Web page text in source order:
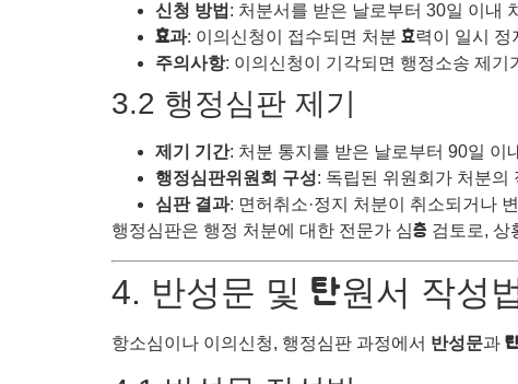
신청 방법 : 처분서를 받은 날로부터 30일 이내
효과: 이의신청이 접수되면 처분 효력이 일시
주의사항: 이의신청이 기각되면 행정소송 제기
3.2 행정심판 제기
제기 기간: 처분 통지를 받은 날로부터 90일 이
행정심판위원회 구성: 독립된 위원회가 처분의
심판 결과: 면허취소·정지 처분이 취소되거나
행정심판은 행정 처분에 대한 전문가 심층 검토로,
4. 반성문 및 탄원서 작성
항소심이나 이의신청, 행정심판 과정에서 반성문과